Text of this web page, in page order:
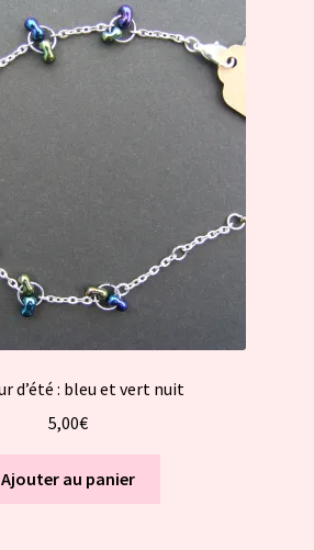
d’été : bleu et vert nuit
5,00€
Ajouter au panier